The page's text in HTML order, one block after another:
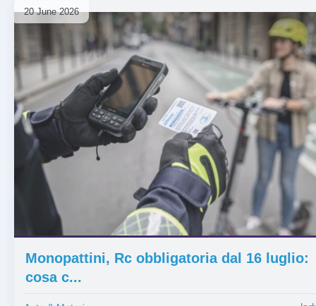
20 June 2026
Monopattini, Rc obbligatoria dal 16 luglio:
cosa c...